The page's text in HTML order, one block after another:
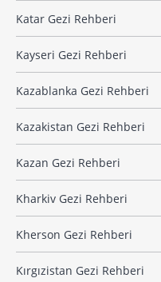
Katar Gezi Rehberi
Kayseri Gezi Rehberi
Kazablanka Gezi Rehberi
Kazakistan Gezi Rehberi
Kazan Gezi Rehberi
Kharkiv Gezi Rehberi
Kherson Gezi Rehberi
Kırgızistan Gezi Rehberi